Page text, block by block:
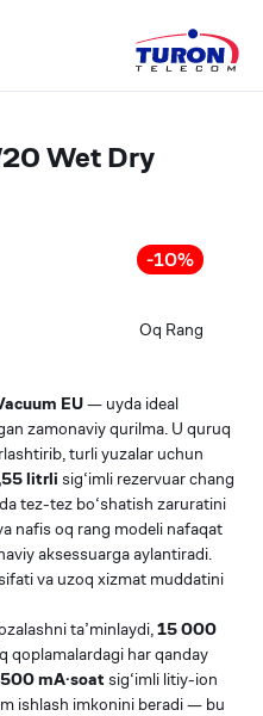
Wet Dry
-10%
Oq Rang
EU— uyda ideal
zamonaviy qurilma. U quruq
turli yuzalar uchun
litrli sig‘imli rezervuar chang
tez-tez bo‘shatish zaruratini
nafis oq rang modeli nafaqat
aksessuarga aylantiradi.
va uzoq xizmat muddatini
ta’minlaydi,15 000
qoplamalardagi har qanday
mA·soat sig‘imli litiy-ion
ishlash imkonini beradi — bu